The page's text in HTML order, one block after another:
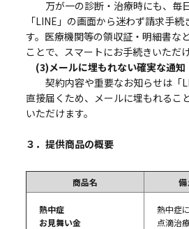
万が一の診断・治療時にも、毎
「LINE」の画面から迷わず請求手
す。医療機関等の領収証・明細書な
ことで、スマートにお手続きいただけ
(3)メールに埋もれない確実な通知
契約内容や重要なお知らせは「
直接届くため、メールに埋もれるこ
いただけます。
３．提供商品の概要
商品名 備
熱中症
お見舞い金
熱中症
点滴治